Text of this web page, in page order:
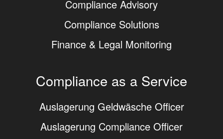
Compliance Advisory
Compliance Solutions
Finance & Legal Monitoring
Compliance as a Service
Auslagerung Geldwäsche Officer
Auslagerung Compliance Officer